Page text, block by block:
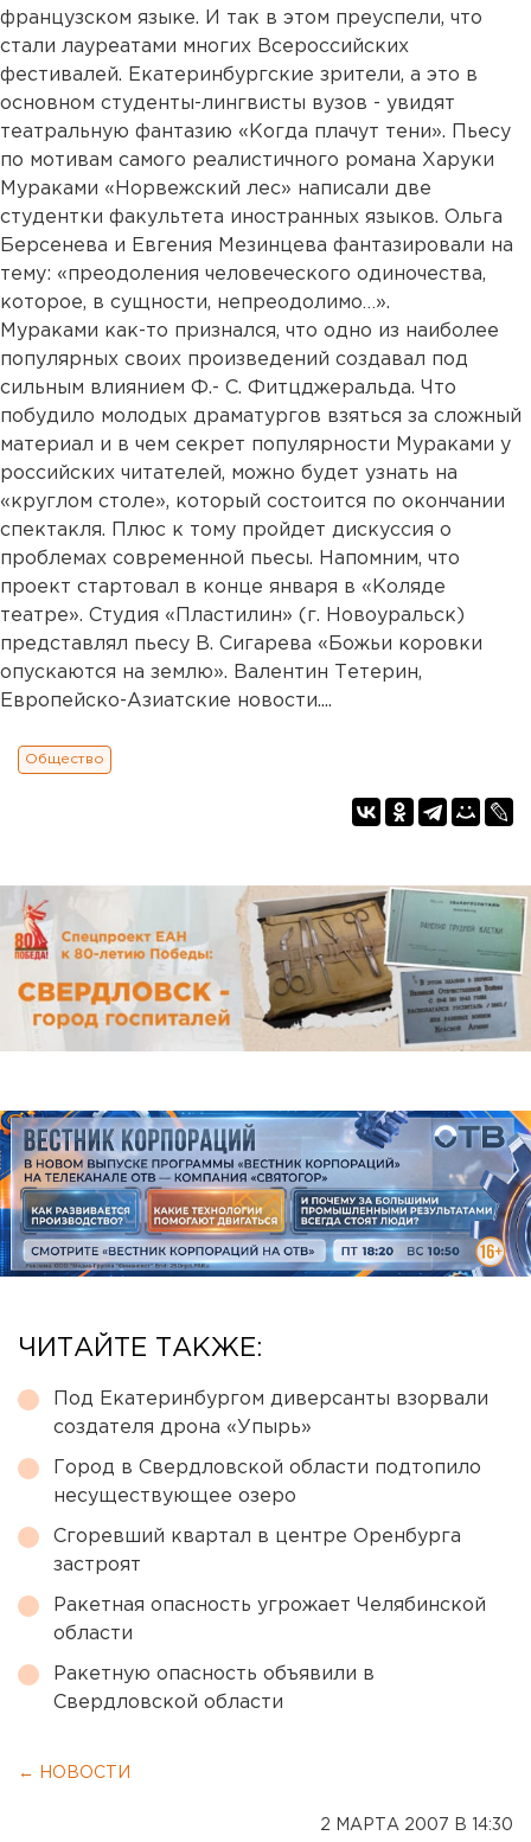
французском языке. И так в этом преуспели, что
стали лауреатами многих Всероссийских
фестивалей. Екатеринбургские зрители, а это в
основном студенты-лингвисты вузов - увидят
театральную фантазию «Когда плачут тени». Пьесу
по мотивам самого реалистичного романа Харуки
Мураками «Норвежский лес» написали две
студентки факультета иностранных языков. Ольга
Берсенева и Евгения Мезинцева фантазировали на
тему: «преодоления человеческого одиночества,
которое, в сущности, непреодолимо…».
Мураками как-то признался, что одно из наиболее
популярных своих произведений создавал под
сильным влиянием Ф.- С. Фитцджеральда. Что
побудило молодых драматургов взяться за сложный
материал и в чем секрет популярности Мураками у
российских читателей, можно будет узнать на
«круглом столе», который состоится по окончании
спектакля. Плюс к тому пройдет дискуссия о
проблемах современной пьесы. Напомним, что
проект стартовал в конце января в «Коляде
театре». Студия «Пластилин» (г. Новоуральск)
представлял пьесу В. Сигарева «Божьи коровки
опускаются на землю». Валентин Тетерин,
Европейско-Азиатские новости....
Общество
ЧИТАЙТЕ ТАКЖЕ:
Под Екатеринбургом диверсанты взорвали
создателя дрона «Упырь»
Город в Свердловской области подтопило
несуществующее озеро
Сгоревший квартал в центре Оренбурга
застроят
Ракетная опасность угрожает Челябинской
области
Ракетную опасность объявили в
Свердловской области
← НОВОСТИ
2 МАРТА 2007 В 14:30